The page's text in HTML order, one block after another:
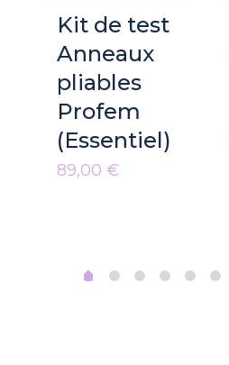
Kit de test
Anneaux
pliables
Profem
(Essentiel)
89,00 €